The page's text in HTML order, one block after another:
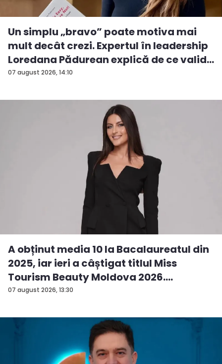
07 august 2026, 14:10
Un simplu „bravo” poate motiva mai
mult decât crezi. Expertul în leadership
Loredana Pădurean explică de ce valid...
07 august 2026, 13:30
A obținut media 10 la Bacalaureatul din
2025, iar ieri a câștigat titlul Miss
Tourism Beauty Moldova 2026.
Andreea...